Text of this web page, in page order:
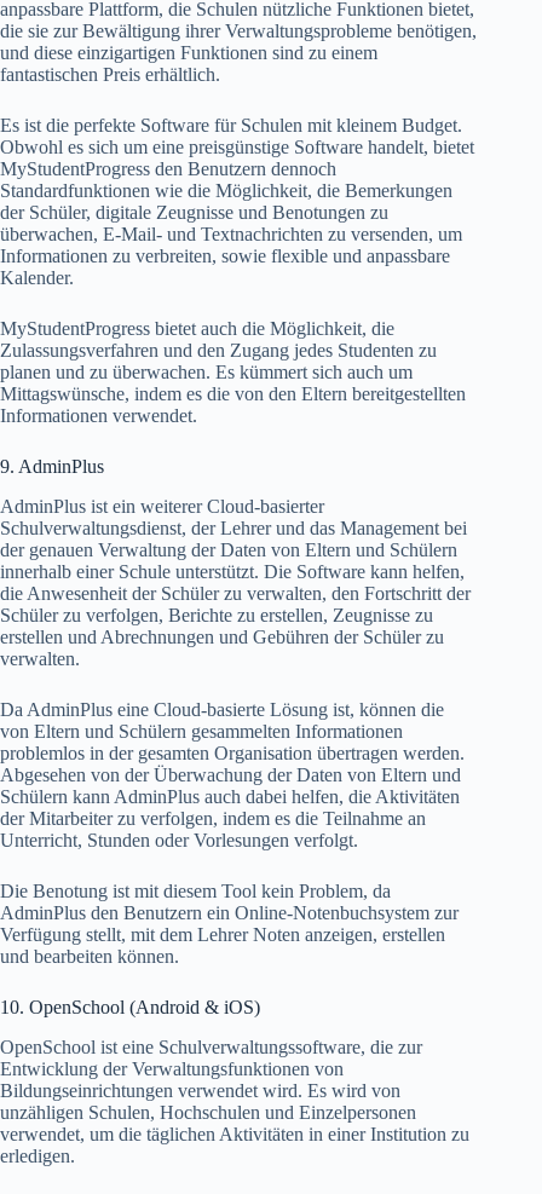
anpassbare Plattform, die Schulen nützliche Funktionen bietet,
die sie zur Bewältigung ihrer Verwaltungsprobleme benötigen,
und diese einzigartigen Funktionen sind zu einem
fantastischen Preis erhältlich.
Es ist die perfekte Software für Schulen mit kleinem Budget.
Obwohl es sich um eine preisgünstige Software handelt, bietet
MyStudentProgress den Benutzern dennoch
Standardfunktionen wie die Möglichkeit, die Bemerkungen
der Schüler, digitale Zeugnisse und Benotungen zu
überwachen, E-Mail- und Textnachrichten zu versenden, um
Informationen zu verbreiten, sowie flexible und anpassbare
Kalender.
MyStudentProgress bietet auch die Möglichkeit, die
Zulassungsverfahren und den Zugang jedes Studenten zu
planen und zu überwachen. Es kümmert sich auch um
Mittagswünsche, indem es die von den Eltern bereitgestellten
Informationen verwendet.
9. AdminPlus
AdminPlus ist ein weiterer Cloud-basierter
Schulverwaltungsdienst, der Lehrer und das Management bei
der genauen Verwaltung der Daten von Eltern und Schülern
innerhalb einer Schule unterstützt. Die Software kann helfen,
die Anwesenheit der Schüler zu verwalten, den Fortschritt der
Schüler zu verfolgen, Berichte zu erstellen, Zeugnisse zu
erstellen und Abrechnungen und Gebühren der Schüler zu
verwalten.
Da AdminPlus eine Cloud-basierte Lösung ist, können die
von Eltern und Schülern gesammelten Informationen
problemlos in der gesamten Organisation übertragen werden.
Abgesehen von der Überwachung der Daten von Eltern und
Schülern kann AdminPlus auch dabei helfen, die Aktivitäten
der Mitarbeiter zu verfolgen, indem es die Teilnahme an
Unterricht, Stunden oder Vorlesungen verfolgt.
Die Benotung ist mit diesem Tool kein Problem, da
AdminPlus den Benutzern ein Online-Notenbuchsystem zur
Verfügung stellt, mit dem Lehrer Noten anzeigen, erstellen
und bearbeiten können.
10. OpenSchool (Android & iOS)
OpenSchool ist eine Schulverwaltungssoftware, die zur
Entwicklung der Verwaltungsfunktionen von
Bildungseinrichtungen verwendet wird. Es wird von
unzähligen Schulen, Hochschulen und Einzelpersonen
verwendet, um die täglichen Aktivitäten in einer Institution zu
erledigen.